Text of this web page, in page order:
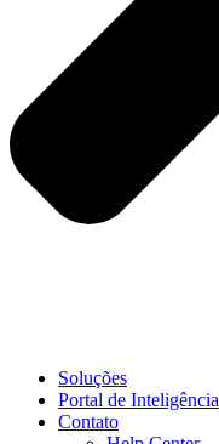
Soluções
Portal de Inteligência
Contato